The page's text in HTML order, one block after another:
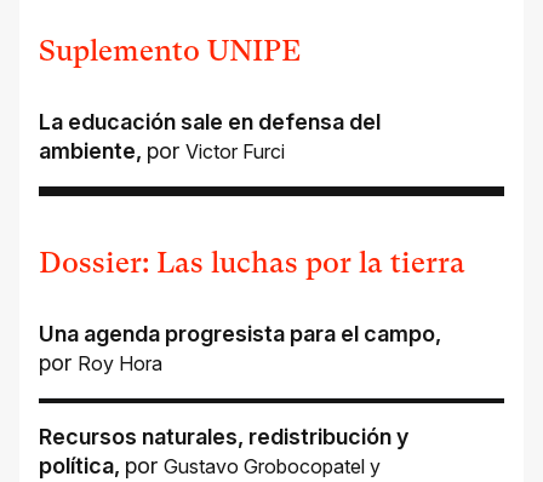
Suplemento UNIPE
La educación sale en defensa del
ambiente, por Victor Furci
Dossier: Las luchas por la tierra
Una agenda progresista para el campo,
por Roy Hora
Recursos naturales, redistribución y
política, por Gustavo Grobocopatel y